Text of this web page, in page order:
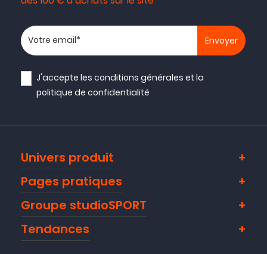
Votre adresse email
J'accepte lesconditions générales et la
politique de confidentialité
Univers produit
Pages pratiques
Groupe studioSPORT
Tendances